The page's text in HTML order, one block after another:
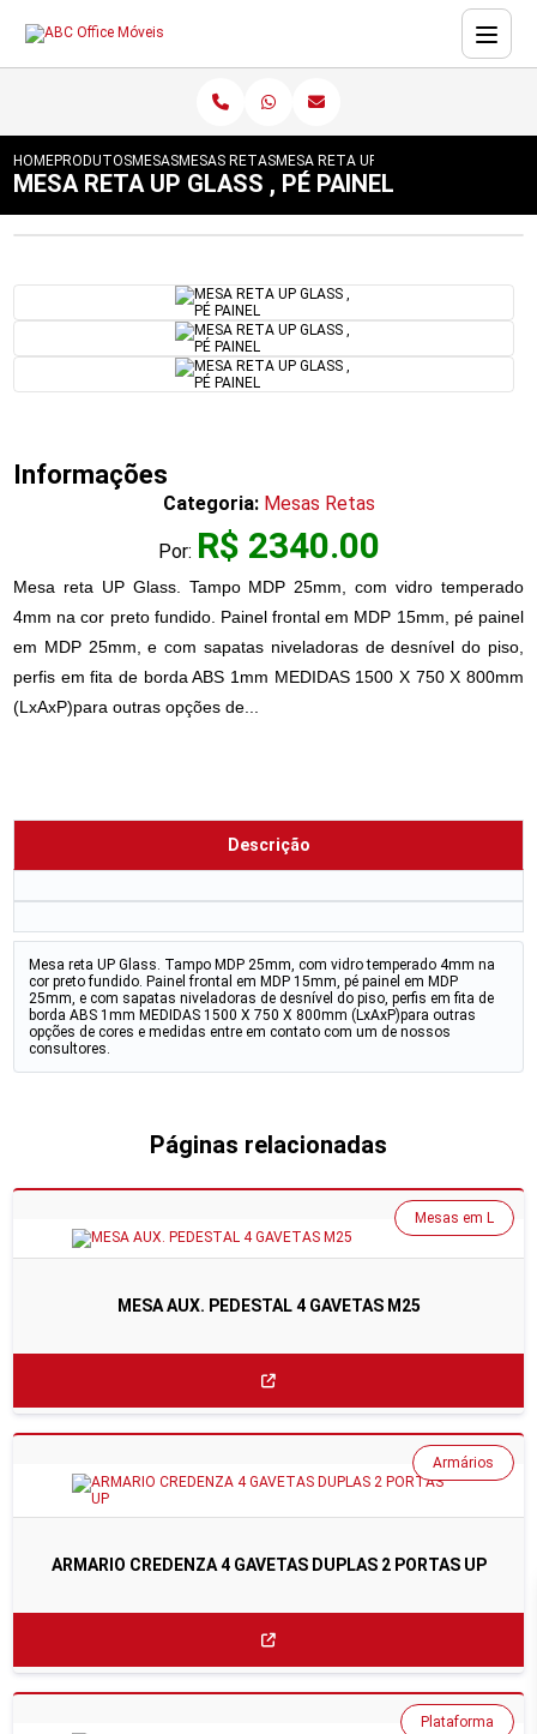
HOMEPRODUTOSMESASMESAS RETASMESA RETA UP GLASS , PÉ PAINEL
MESA RETA UP GLASS , PÉ PAINEL
Informações
Categoria: Mesas Retas
Por: R$ 2340.00
Mesa reta UP Glass. Tampo MDP 25mm, com vidro temperado
4mm na cor preto fundido. Painel frontal em MDP 15mm, pé painel
em MDP 25mm, e com sapatas niveladoras de desnível do piso,
perfis em fita de borda ABS 1mm MEDIDAS 1500 X 750 X 800mm
(LxAxP)para outras opções de...
Descrição
Mesa reta UP Glass. Tampo MDP 25mm, com vidro temperado 4mm na
cor preto fundido. Painel frontal em MDP 15mm, pé painel em MDP
25mm, e com sapatas niveladoras de desnível do piso, perfis em fita de
borda ABS 1mm MEDIDAS 1500 X 750 X 800mm (LxAxP)para outras
opções de cores e medidas entre em contato com um de nossos
consultores.
Páginas relacionadas
MESA AUX. PEDESTAL 4 GAVETAS M25
Mesas em L
ARMARIO CREDENZA 4 GAVETAS DUPLAS 2 PORTAS UP
Armários
Plataforma